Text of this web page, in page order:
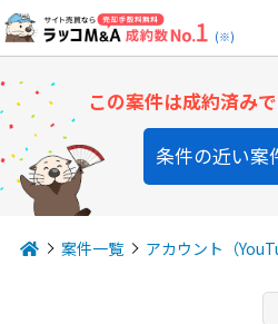
(※)
この案件は成約済みで
条件の近い案
案件一覧 アカウント（